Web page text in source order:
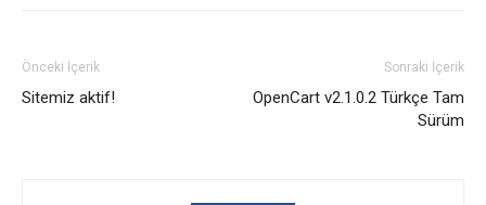
Önceki İçerik
Sitemiz aktif!
Sonraki İçerik
OpenCart v2.1.0.2 Türkçe Tam
Sürüm